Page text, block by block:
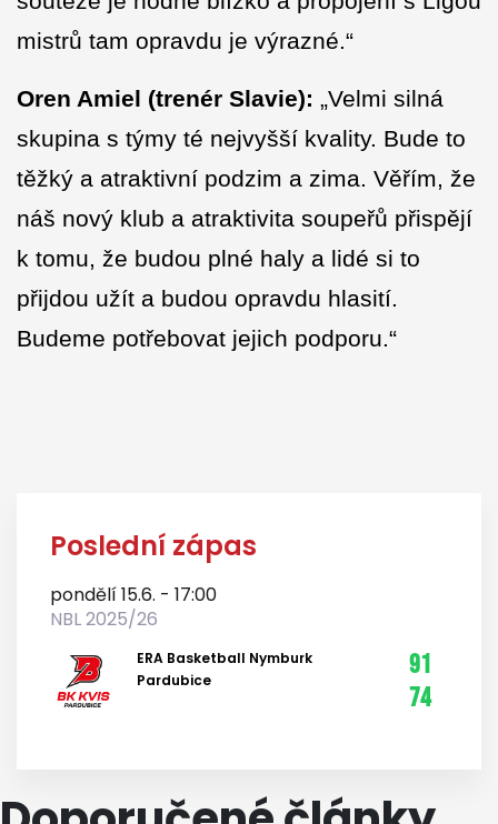
mistrů tam opravdu je výrazné.“
Oren Amiel (trenér Slavie): „Velmi silná
skupina s týmy té nejvyšší kvality. Bude to
těžký a atraktivní podzim a zima. Věřím, že
náš nový klub a atraktivita soupeřů přispějí
k tomu, že budou plné haly a lidé si to
přijdou užít a budou opravdu hlasití.
Budeme potřebovat jejich podporu.“
Poslední zápas
pondělí 15.6. - 17:00
NBL 2025/26
ERA Basketball Nymburk
Pardubice
91
74